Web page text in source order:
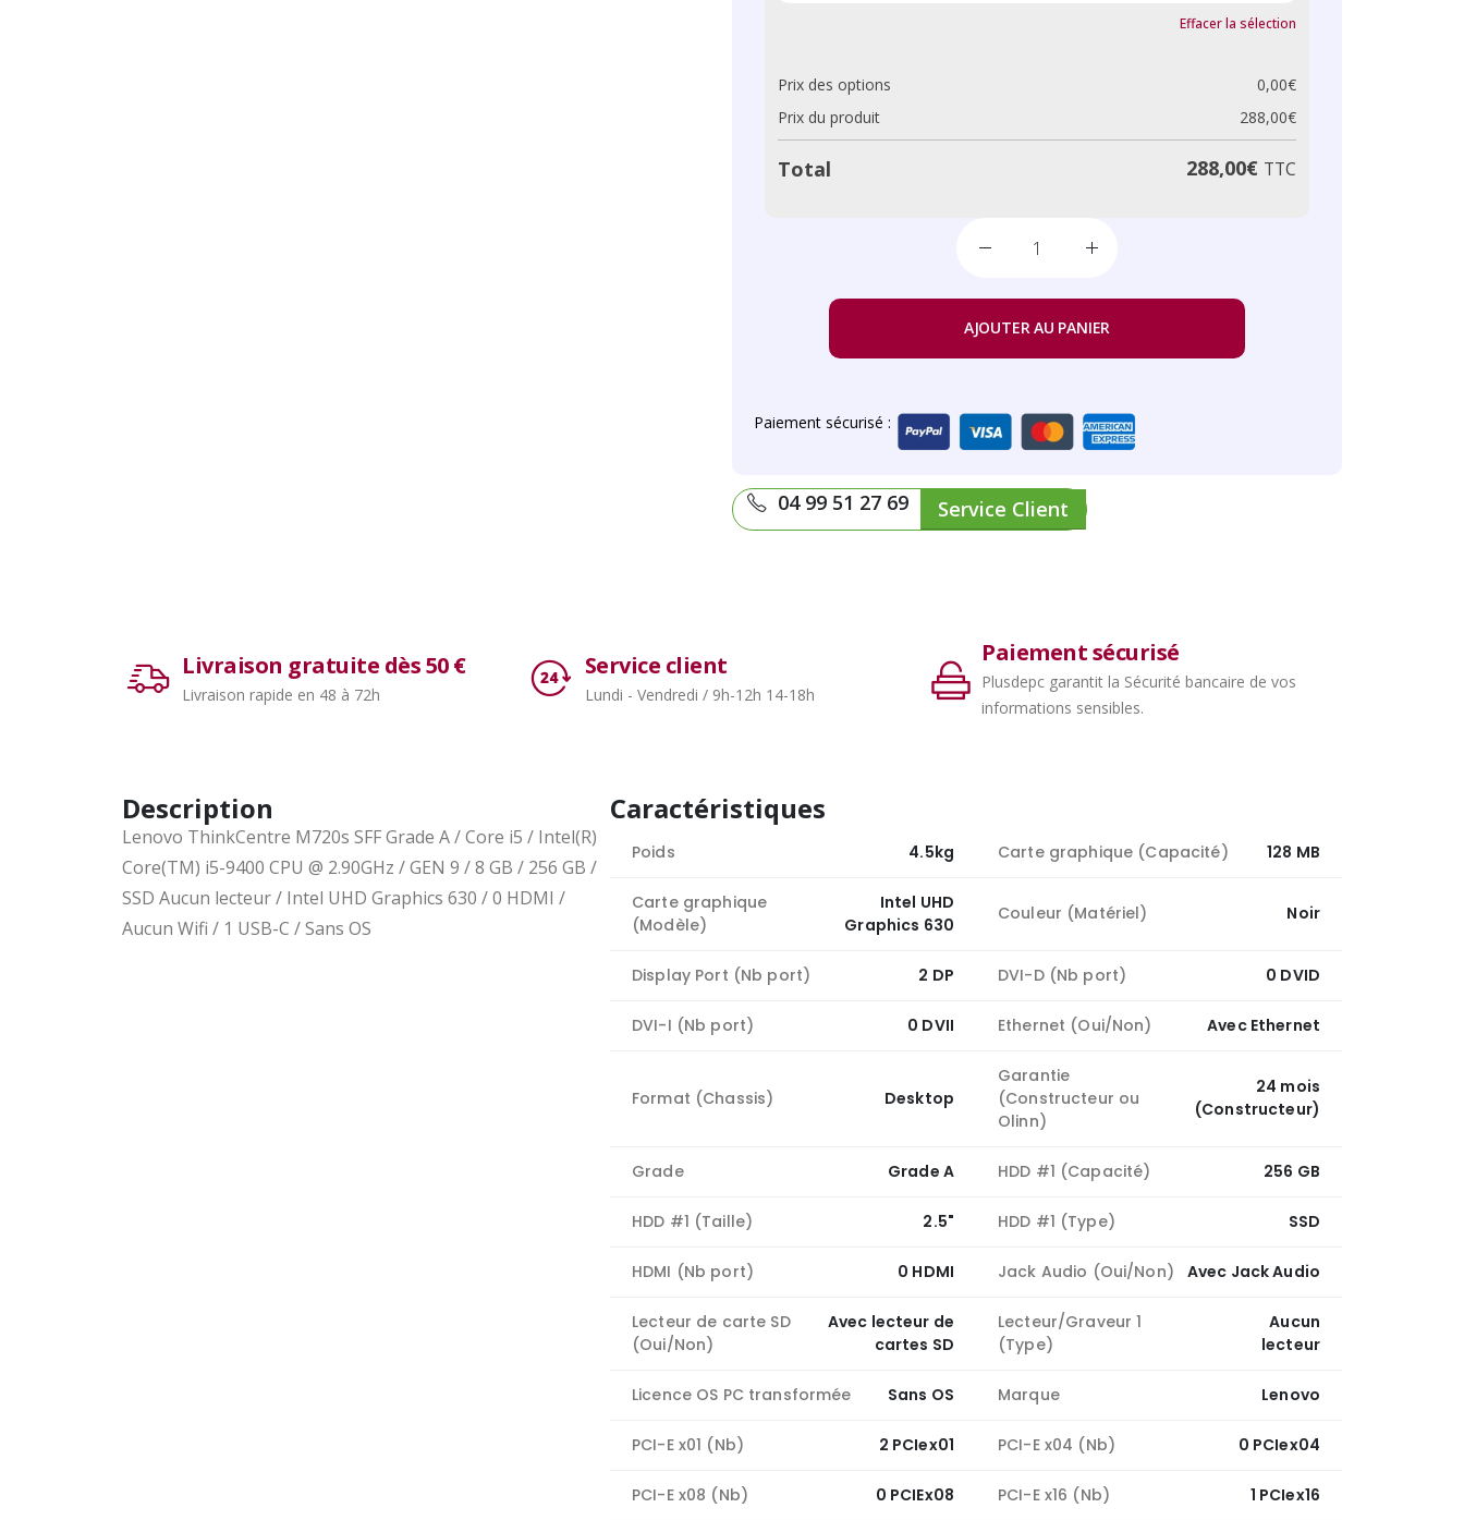
Effacer la sélection
Prix des options 0,00€
Prix du produit
288,00€
Total 288,00€ TTC
AJOUTER AU PANIER
Paiement sécurisé :
04 99 51 27 69 Service Client
Livraison gratuite dès 50 €
Livraison rapide en 48 à 72h
Service client
Lundi - Vendredi / 9h-12h 14-18h
Paiement sécurisé
Plusdepc garantit la Sécurité bancaire de vos
informations sensibles.
Description
Lenovo ThinkCentre M720s SFF Grade A / Core i5 / Intel(R)
Core(TM) i5-9400 CPU @ 2.90GHz / GEN 9 / 8 GB / 256 GB /
SSD Aucun lecteur / Intel UHD Graphics 630 / 0 HDMI /
Aucun Wifi / 1 USB-C / Sans OS
Caractéristiques
Poids 4.5kg Carte graphique (Capacité) 128 MB
Carte graphique
(Modèle)
Intel UHD
Graphics 630
Couleur (Matériel) Noir
Display Port (Nb port) 2 DP DVI-D (Nb port) 0 DVID
DVI-I (Nb port) 0 DVII Ethernet (Oui/Non) Avec Ethernet
Format (Chassis) Desktop
Garantie
(Constructeur ou
Olinn)
24 mois
(Constructeur)
Grade Grade A HDD #1 (Capacité) 256 GB
HDD #1 (Taille) 2.5" HDD #1 (Type) SSD
HDMI (Nb port) 0 HDMI Jack Audio (Oui/Non) Avec Jack Audio
Lecteur de carte SD
(Oui/Non)
Avec lecteur de
cartes SD
Lecteur/Graveur 1
(Type)
Aucun
lecteur
Licence OS PC transformée Sans OS Marque Lenovo
PCI-E x01 (Nb) 2 PCIex01 PCI-E x04 (Nb) 0 PCIex04
PCI-E x08 (Nb) 0 PCIEx08 PCI-E x16 (Nb) 1 PCIex16